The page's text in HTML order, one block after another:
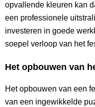
opvallende kleuren kan
een professionele
investeren in goede
soepel verloop van het
Het opbouwen van
Het opbouwen van een
van een ingewikkelde